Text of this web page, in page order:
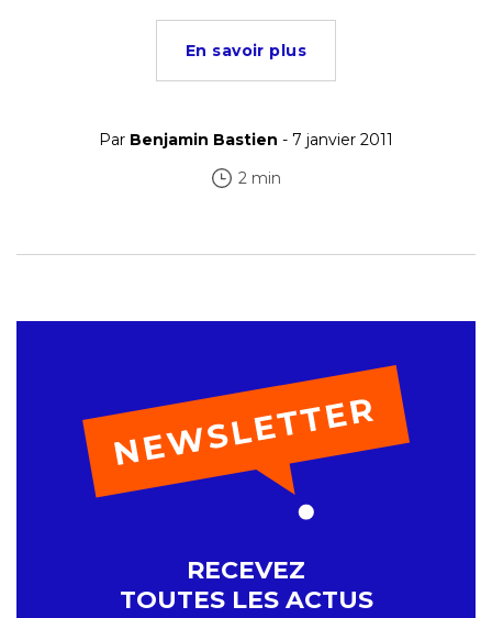
En savoir plus
Par Benjamin Bastien - 7 janvier 2011
2 min
RECEVEZ
TOUTES LES ACTUS